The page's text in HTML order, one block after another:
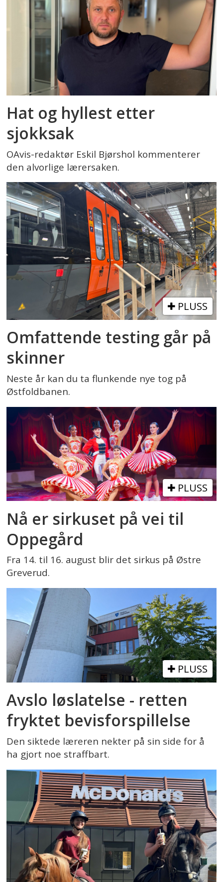
Hat og hyllest etter
sjokksak
OAvis-redaktør Eskil Bjørshol kommenterer
den alvorlige lærersaken.
PLUSS
Omfattende testing går på
skinner
Neste år kan du ta flunkende nye tog på
Østfoldbanen.
PLUSS
Nå er sirkuset på vei til
Oppegård
Fra 14. til 16. august blir det sirkus på Østre
Greverud.
PLUSS
Avslo løslatelse - retten
fryktet bevisforspillelse
Den siktede læreren nekter på sin side for å
ha gjort noe straffbart.